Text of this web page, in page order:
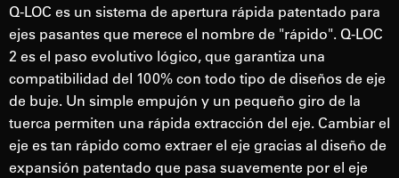
Q-LOC es un sistema de apertura rápida patentado para
ejes pasantes que merece el nombre de "rápido". Q-LOC
2 es el paso evolutivo lógico, que garantiza una
compatibilidad del 100% con todo tipo de diseños de eje
de buje. Un simple empujón y un pequeño giro de la
tuerca permiten una rápida extracción del eje. Cambiar el
eje es tan rápido como extraer el eje gracias al diseño de
expansión patentado que pasa suavemente por el eje